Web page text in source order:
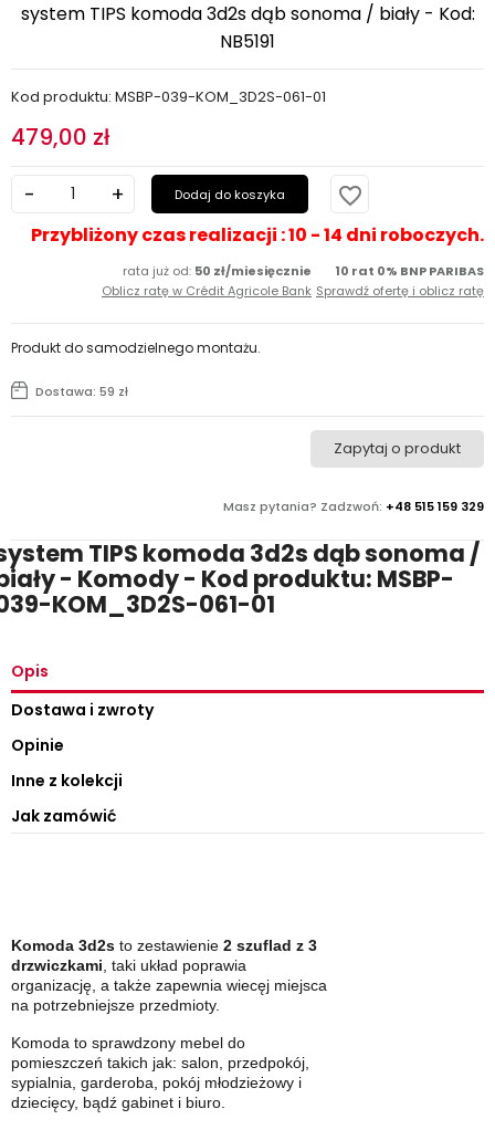
system TIPS komoda 3d2s dąb sonoma / biały - Kod:
NB5191
Kod produktu: MSBP-039-KOM_3D2S-061-01
479,00 zł
Dodaj do koszyka favorite_border
Przybliżony czas realizacji : 10 - 14 dni roboczych.
rata już od: 50 zł/miesięcznie
Oblicz ratę w Crédit Agricole Bank
10 rat 0% BNP PARIBAS
Sprawdź ofertę i oblicz ratę
Masz pytania? Zadzwoń: +48 515 159 329
Zapytaj o produkt
Dostawa: 59 zł
Produkt do samodzielnego montażu.
TIPS komoda 3d2s dąb sonoma /
- Komody - Kod produktu: MSBP-
KOM_3D2S-061-01
Opis
Dostawa i zwroty
Opinie
Inne z kolekcji
Jak zamówić
Komoda 3d2s to zestawienie 2 szuflad z 3
drzwiczkami , taki układ poprawia
organizację, a także zapewnia wiecęj miejsca
na potrzebniejsze przedmioty.
Komoda to sprawdzony mebel do
pomieszczeń takich jak: salon, przedpokój,
sypialnia, garderoba, pokój młodzieżowy i
dziecięcy, bądź gabinet i biuro.